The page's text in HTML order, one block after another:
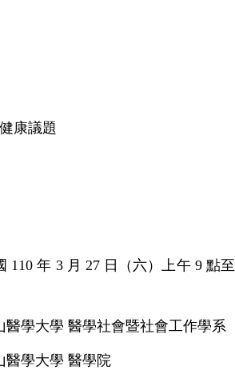
康議題
110 年 3 月 27 日（六）上午 9 點至
醫學大學 醫學社會暨社會工作學系
醫學大學 醫學院